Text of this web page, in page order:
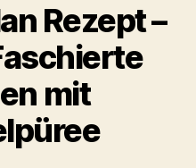
Rezept –
mit